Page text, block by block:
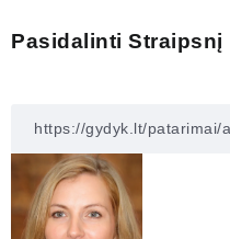
Pasidalinti Straipsnį